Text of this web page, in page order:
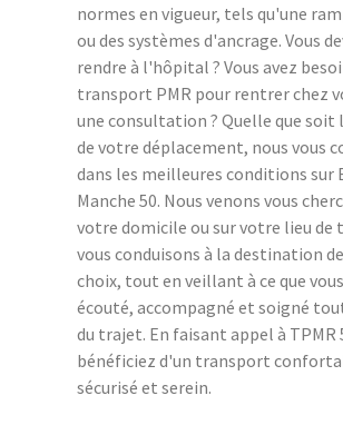
normes en vigueur, tels qu'une
ou des systèmes d'ancrage. Vous
rendre à l'hôpital ? Vous avez
transport PMR pour rentrer chez
une consultation ? Quelle que soit
de votre déplacement, nous vous
dans les meilleures conditions sur
Manche 50. Nous venons vous
votre domicile ou sur votre lieu de
vous conduisons à la destination
choix, tout en veillant à ce que
écouté, accompagné et soigné
du trajet. En faisant appel à TPMR
bénéficiez d'un transport
sécurisé et serein.